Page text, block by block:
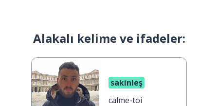
Alakalı kelime ve ifadeler:
sakinleş
calme-toi